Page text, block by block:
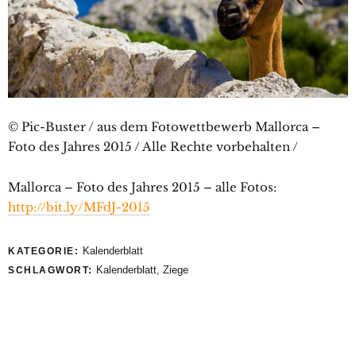
© Pic-Buster / aus dem Fotowettbewerb Mallorca –
Foto des Jahres 2015 / Alle Rechte vorbehalten /
Mallorca – Foto des Jahres 2015 – alle Fotos:
http://bit.ly/MFdJ-2015
KATEGORIE: Kalenderblatt
SCHLAGWORT: Kalenderblatt, Ziege